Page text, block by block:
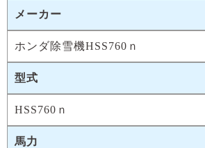
メーカー
ホンダ除雪機HSS760ｎ
型式
HSS760ｎ
馬力